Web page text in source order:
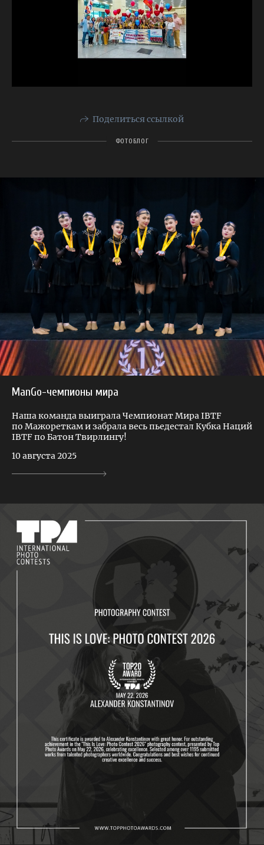
Поделиться ссылкой
ФОТОБЛОГ
ManGo-чемпионы мира
Наша команда выиграла Чемпионат Мира IBTF
по Мажореткам и забрала весь пьедестал Кубка Наций
IBTF по Батон Твирлингу!
10 августа 2025